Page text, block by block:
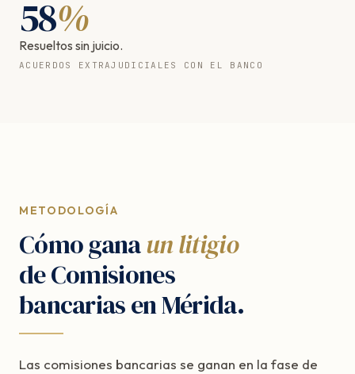
58%
Resueltos sin juicio.
ACUERDOS EXTRAJUDICIALES CON EL BANCO
METODOLOGÍA
Cómo ganaun litigio
de Comisiones
bancarias en Mérida.
Las comisiones bancarias se ganan en la fase de